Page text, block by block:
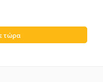
τώρα